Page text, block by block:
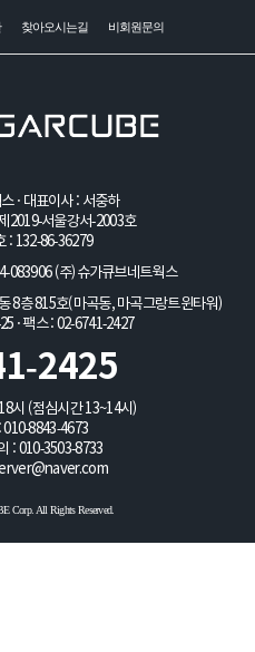
찾아오시는길 비회원문의
· 대표이사 : 서중하
2019-서울강서-2003호
: 132-86-36279
083906 (주)슈가큐브네트웍스
8층 815호(마곡동, 마곡그랑트윈타워)
· 팩스 : 02-6741-2427
2425
시 (점심시간 13~14시)
010-8843-4673
: 010-3503-8733
Corp. All Rights Reserved.